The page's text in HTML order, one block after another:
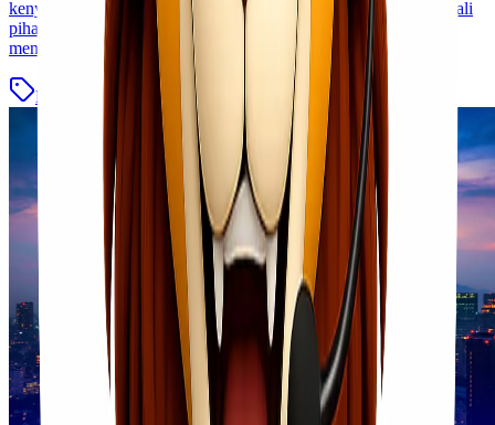
kenyataannya tidak seperti itu. Ternyata sekarang ini banyak sekali
pihak dan jasa pengiriman yang bisa membantu anda untuk
mengirim barang ke luar negeri, nah salah [&hellip;]
Blog Baca Selengkapnya